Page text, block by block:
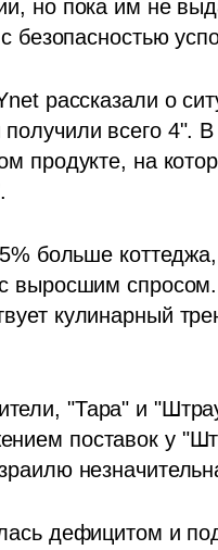
но пока им не
безопасностью
рассказали о
всего 4". В
продукте, на
больше
выросшим
кулинарный
"Тара" и
поставок у
дефицитом и